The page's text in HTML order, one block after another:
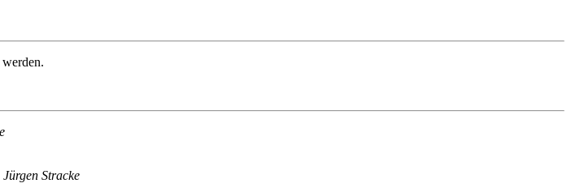
Stracke